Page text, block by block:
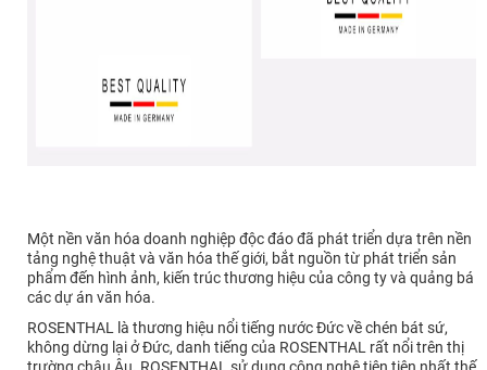
Một nền văn hóa doanh nghiệp độc đáo đã phát triển dựa trên nền
tảng nghệ thuật và văn hóa thế giới, bắt nguồn từ phát triển sản
phẩm đến hình ảnh, kiến trúc thương hiệu của công ty và quảng bá
các dự án văn hóa.
ROSENTHAL là thương hiệu nổi tiếng nước Đức về chén bát sứ,
không dừng lại ở Đức, danh tiếng của ROSENTHAL rất nổi trên thị
trường châu Âu. ROSENTHAL sử dụng công nghệ tiên tiên nhất thế